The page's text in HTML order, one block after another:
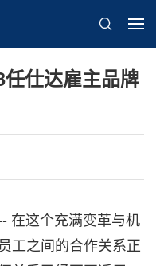
仕达雇主品牌
在这个充满变革与机
工之间的合作关系正